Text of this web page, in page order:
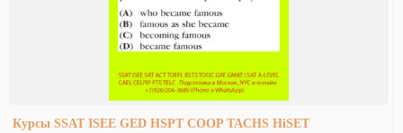
Курсы SSAT ISEE GED HSPT COOP TACHS HiSET